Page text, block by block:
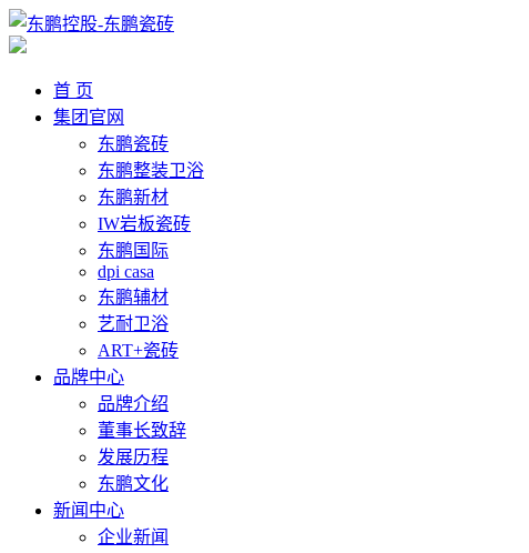
首 页
集团官网
东鹏瓷砖
东鹏整装卫浴
东鹏新材
IW岩板瓷砖
东鹏国际
dpi casa
东鹏辅材
艺耐卫浴
ART+瓷砖
品牌中心
品牌介绍
董事长致辞
发展历程
东鹏文化
新闻中心
企业新闻